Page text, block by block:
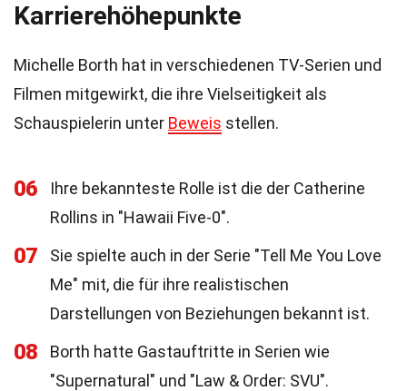
Karrierehöhepunkte
Michelle Borth hat in verschiedenen TV-Serien und
Filmen mitgewirkt, die ihre Vielseitigkeit als
Schauspielerin unter Beweis stellen.
06
Ihre bekannteste Rolle ist die der Catherine
Rollins in "Hawaii Five-0".
07
Sie spielte auch in der Serie "Tell Me You Love
Me" mit, die für ihre realistischen
Darstellungen von Beziehungen bekannt ist.
08
Borth hatte Gastauftritte in Serien wie
"Supernatural" und "Law & Order: SVU".